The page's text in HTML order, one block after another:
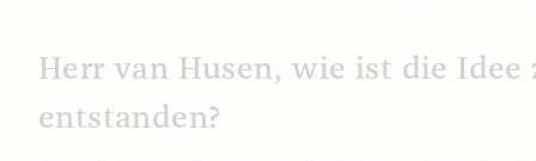
Herr van Husen, wie ist die Idee
entstanden?